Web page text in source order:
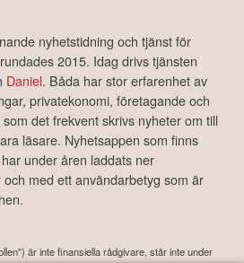
nyhetstidning och tjänst för
2015. Idag drivs tjänsten
Daniel. Båda har stor erfarenhet av
privatekonomi, företagande och
det frekvent skrivs nyheter om till
läsare. Nyhetsappen som finns
under åren laddats ner
med ett användarbetyg som är
är inte finansiella rådgivare, står inte under